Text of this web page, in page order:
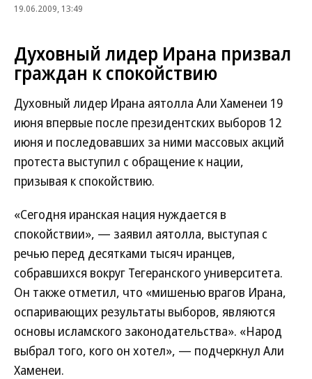
19.06.2009, 13:49
Духовный лидер Ирана призвал
граждан к спокойствию
Духовный лидер Ирана аятолла Али Хаменеи 19
июня впервые после президентских выборов 12
июня и последовавших за ними массовых акций
протеста выступил с обращение к нации,
призывая к спокойствию.
«Сегодня иранская нация нуждается в
спокойствии», — заявил аятолла, выступая с
речью перед десятками тысяч иранцев,
собравшихся вокруг Тегеранского университета.
Он также отметил, что «мишенью врагов Ирана,
оспаривающих результаты выборов, являются
основы исламского законодательства». «Народ
выбрал того, кого он хотел», — подчеркнул Али
Хаменеи.